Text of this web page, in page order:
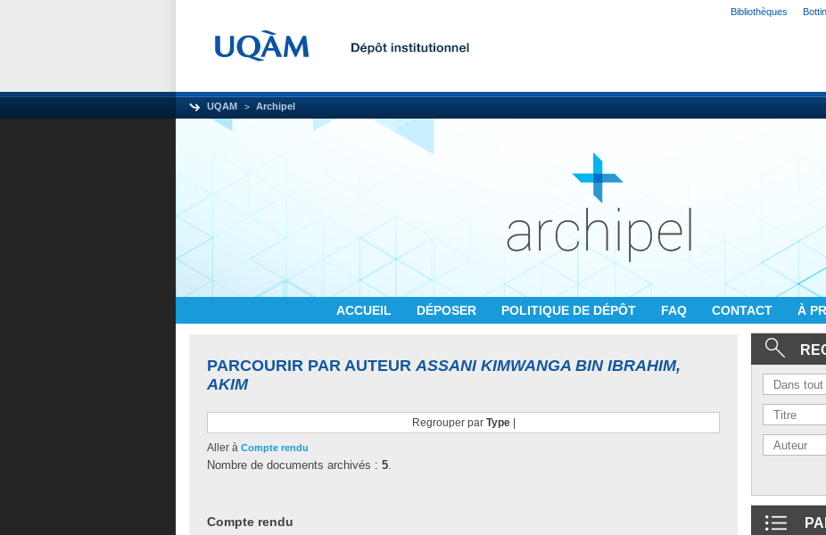
Bibliothèques Bottin
UQAM Archipel
ACCUEIL DÉPOSER POLITIQUE DE DÉPÔT FAQ CONTACT À
PARCOURIR PAR AUTEURASSANI KIMWANGA BIN IBRAHIM,
AKIM
Regrouper par Type|
Aller à Compte rendu
Nombre de documents archivés : 5.
Compte rendu